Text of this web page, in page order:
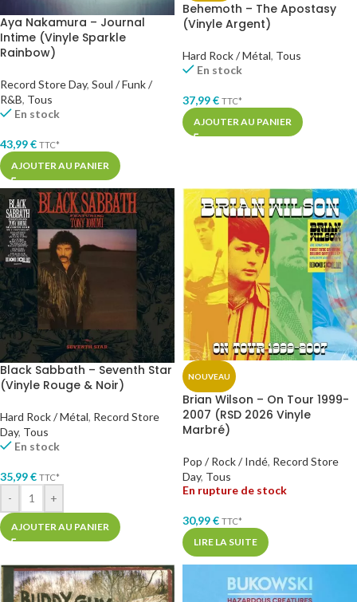
Aya Nakamura – Journal
Intime (Vinyle Sparkle
Rainbow)
Record Store Day, Soul / Funk /
R&B, Tous
En stock
43,99€ TTC*
AJOUTER AU PANIER
Behemoth – The Apostasy
(Vinyle Argent)
Hard Rock / Métal, Tous
En stock
37,99€ TTC*
AJOUTER AU PANIER
Black Sabbath – Seventh Star
(Vinyle Rouge & Noir)
Hard Rock / Métal, Record Store
Day, Tous
En stock
35,99€ TTC*
- +
AJOUTER AU PANIER
NOUVEAU
Brian Wilson – On Tour 1999-
2007 (RSD 2026 Vinyle
Marbré)
Pop / Rock / Indé, Record Store
Day, Tous
En rupture de stock
30,99€ TTC*
LIRE LA SUITE